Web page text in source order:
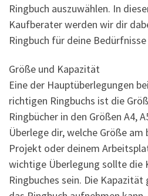
Ringbuch auszuwählen. In
Kaufberater werden wir dir
Ringbuch für deine
Größe und Kapazität
Eine der Hauptüberlegungen
richtigen Ringbuchs ist die
Ringbücher in den Größen A4,
Überlege dir, welche Größe am
Projekt oder deinem
wichtige Überlegung sollte die
Ringbuches sein. Die